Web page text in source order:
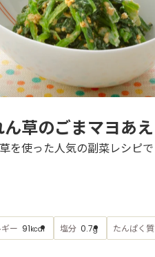
ん草のごまマヨあえ
を使った人気の副菜レシピで
ー 91kcal 塩分 0.7g たんぱく質